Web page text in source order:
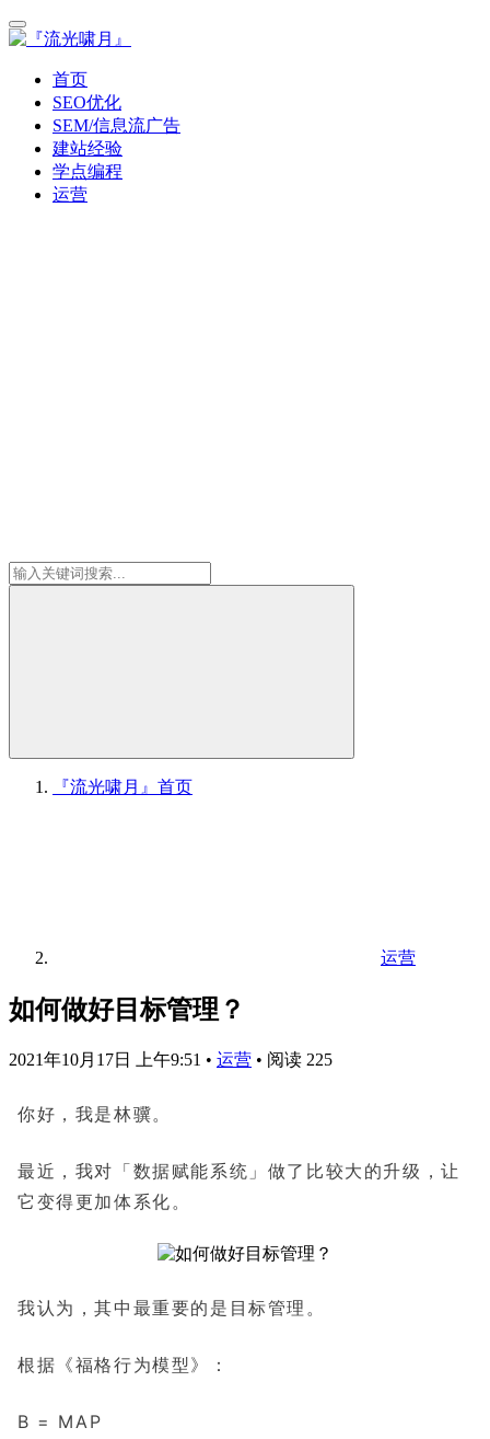
首页
SEO优化
SEM/信息流广告
建站经验
学点编程
运营
『流光啸月』 首页
运营
如何做好目标管理？
2021年10月17日 上午9:51 • 运营 • 阅读 225
你好，我是林骥。
最近，我对「数据赋能系统」做了比较大的升级，让
它变得更加体系化。
我认为，其中最重要的是目标管理。
根据《福格行为模型》：
B = MAP